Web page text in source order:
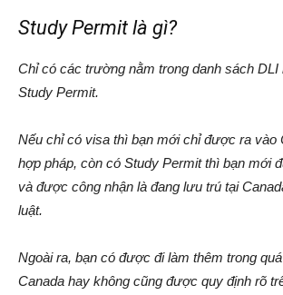
Study Permit là gì?
Chỉ có các trường nằm trong danh sách
Study Permit.
Nếu chỉ có visa thì bạn mới chỉ được ra vào
hợp pháp, còn có Study Permit thì bạn mới
và được công nhận là đang lưu trú tại
luật.
Ngoài ra, bạn có được đi làm thêm trong
Canada hay không cũng được quy định rõ